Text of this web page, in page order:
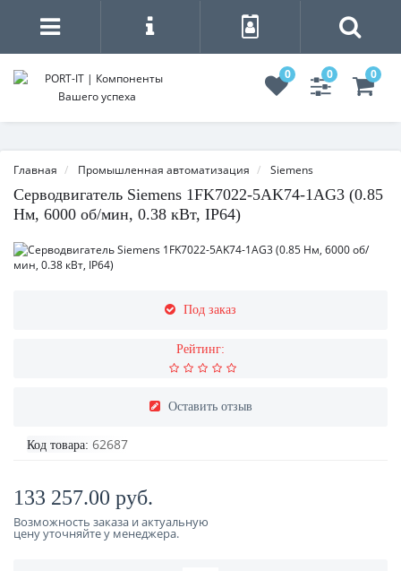
0 0 0
Главная Промышленная автоматизация Siemens
Серводвигатель Siemens 1FK7022-5AK74-1AG3 (0.85
Нм, 6000 об/мин, 0.38 кВт, IP64)
Под заказ
Рейтинг:
Оставить отзыв
Код товара: 62687
133 257.00 руб.
Возможность заказа и актуальную
цену уточняйте у менеджера.